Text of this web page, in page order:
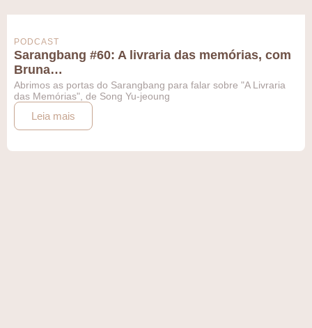
PODCAST
Sarangbang #60: A livraria das memórias, com
Bruna…
Abrimos as portas do Sarangbang para falar sobre "A Livraria
das Memórias", de Song Yu-jeoung
Leia mais